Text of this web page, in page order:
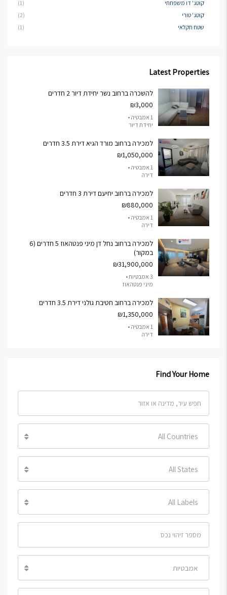
קוטג' דו משפחתי
(1)
קוטג' טורי
(2)
שטח חקלאי
(1)
Latest Properties
להשכרה ברחוב נשר יחידת דיור 2 חדרים
₪3,000
1 אמבטיה •
יחידת דיור
למכירה ברחוב מורד הגיא דירת 3.5 חדרים
₪1,050,000
1 אמבטיה •
דירה
למכירה ברחוב יחיעם דירת 3 חדרים
₪880,000
1 אמבטיה •
דירה
למכירה ברחוב נחל דן מיני פנטהאוז 5 חדרים (6
במקור)
₪31,900,000
3 אמבטיות •
מיני פנטהאוז
למכירה ברחוב חטיבת גולני דירת 3.5 חדרים
₪1,350,000
1 אמבטיה •
דירה
Find Your Home
All Countries
All States
All Labels
אמבטיות